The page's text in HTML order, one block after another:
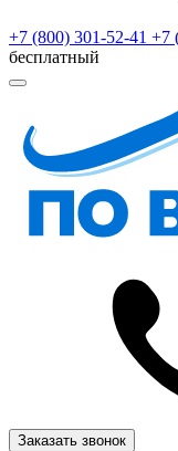
+7 (800) 301-52-41 +7
бесплатный
Заказать звонок